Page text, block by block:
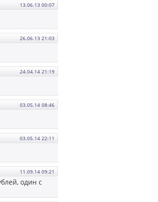
13.06.13 00:07
26.06.13 21:03
24.04.14 21:19
03.05.14 08:46
03.05.14 22:11
11.09.14 09:21
один с